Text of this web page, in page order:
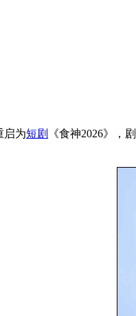
启为短剧
《食神2026》